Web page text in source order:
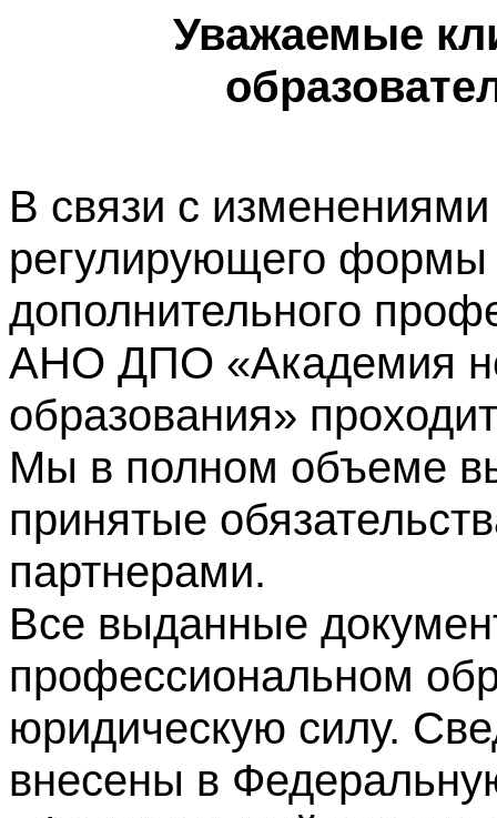
Уважаемые
В связи с изменениями
регулирующего формы
дополнительного
АНО ДПО «Академия
образования»
Мы в полном объеме
принятые
партнерами.
Все выданные
профессиональном
юридическую силу.
внесены в